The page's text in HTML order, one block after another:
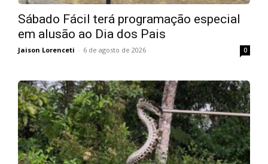
Sábado Fácil terá programação especial
em alusão ao Dia dos Pais
Jaison Lorenceti - 6 de agosto de 2026 0